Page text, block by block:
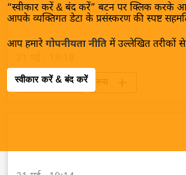
“स्वीकार करें & बंद करें” बटन पर क्लिक करके
आपके व्यक्तिगत डेटा के प्रसंस्करण की स्पष्ट
आप हमारे गोपनीयता नीति में उल्लेखित तरीकों
स्वीकार करें & बंद करें
यूक्रेन संकट
रूस